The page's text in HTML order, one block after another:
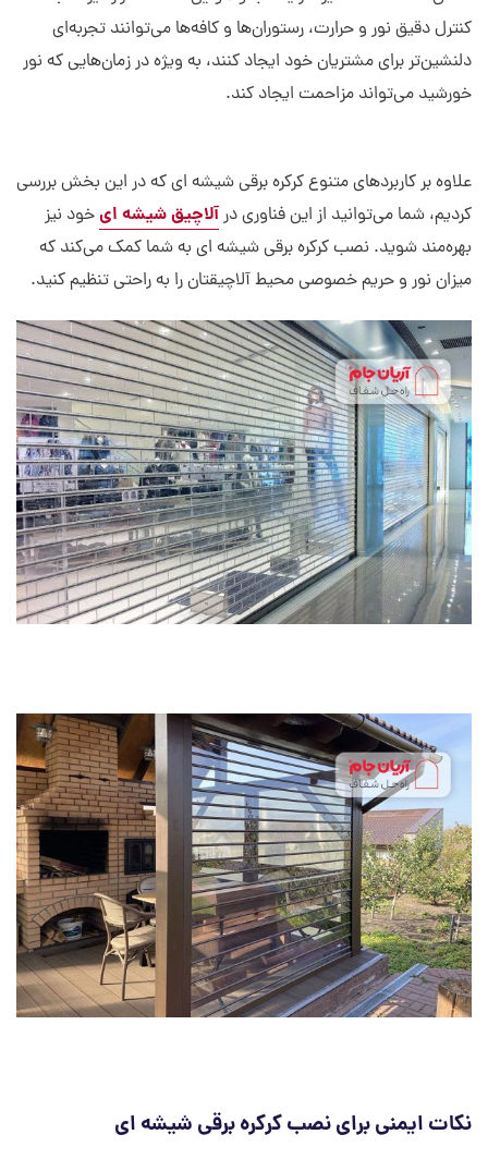
کنترل دقیق نور و حرارت، رستوران‌ها و کافه‌ها می‌توانند تجربه‌ای
دلنشین‌تر برای مشتریان خود ایجاد کنند، به ویژه در زمان‌هایی که نور
خورشید می‌تواند مزاحمت ایجاد کند.
علاوه بر کاربردهای متنوع کرکره برقی شیشه ای که در این بخش بررسی
کردیم، شما می‌توانید از این فناوری درآلاچیق شیشه ایخود نیز
بهره‌مند شوید. نصب کرکره برقی شیشه ای به شما کمک می‌کند که
میزان نور و حریم خصوصی محیط آلاچیقتان را به راحتی تنظیم کنید.
نکات ایمنی برای نصب کرکره برقی شیشه ای